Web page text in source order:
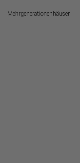
Mehrgenerationenhäuser